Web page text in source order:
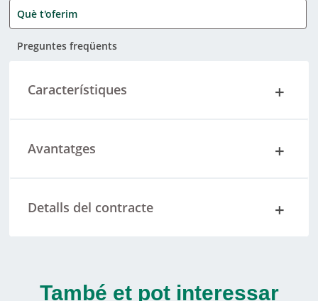
Què t'oferim
Preguntes freqüents
Característiques
Avantatges
Detalls del contracte
També et pot interessar